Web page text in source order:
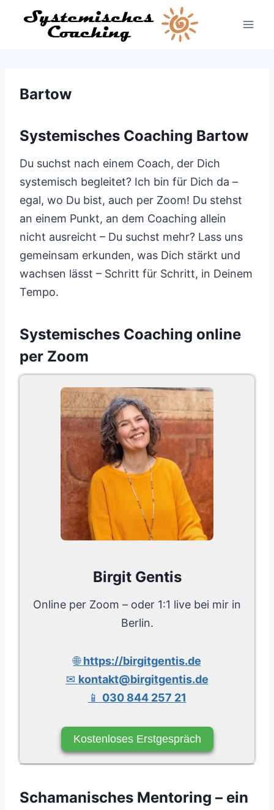
Inhalt
Bartow
Systemisches Coaching Bartow
Du suchst nach einem Coach, der Dich
systemisch begleitet? Ich bin für Dich da –
egal, wo Du bist, auch per Zoom! Du stehst
an einem Punkt, an dem Coaching allein
nicht ausreicht – Du suchst mehr? Lass uns
gemeinsam erkunden, was Dich stärkt und
wachsen lässt – Schritt für Schritt, in Deinem
Tempo.
Systemisches Coaching online
per Zoom
Birgit Gentis
Online per Zoom – oder 1:1 live bei mir in
Berlin.
🌐https://birgitgentis.de
✉ kontakt@birgitgentis.de
📱 030 844 257 21
Kostenloses Erstgespräch
Schamanisches Mentoring – ein